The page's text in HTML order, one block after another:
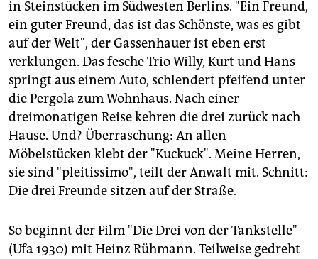
abo
genossenschaft
epaper login
in Steinstücken im Südwesten Berlins. "Ein Freund,
ein guter Freund, das ist das Schönste, was es gibt
auf der Welt", der Gassenhauer ist eben erst
verklungen. Das fesche Trio Willy, Kurt und Hans
springt aus einem Auto, schlendert pfeifend unter
die Pergola zum Wohnhaus. Nach einer
dreimonatigen Reise kehren die drei zurück nach
Hause. Und? Überraschung: An allen
Möbelstücken klebt der "Kuckuck". Meine Herren,
sie sind "pleitissimo", teilt der Anwalt mit. Schnitt:
Die drei Freunde sitzen auf der Straße.
So beginnt der Film "Die Drei von der Tankstelle"
(Ufa 1930) mit Heinz Rühmann. Teilweise gedreht